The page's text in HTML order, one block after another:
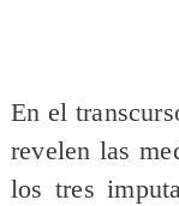
En el
revelen las
los tres